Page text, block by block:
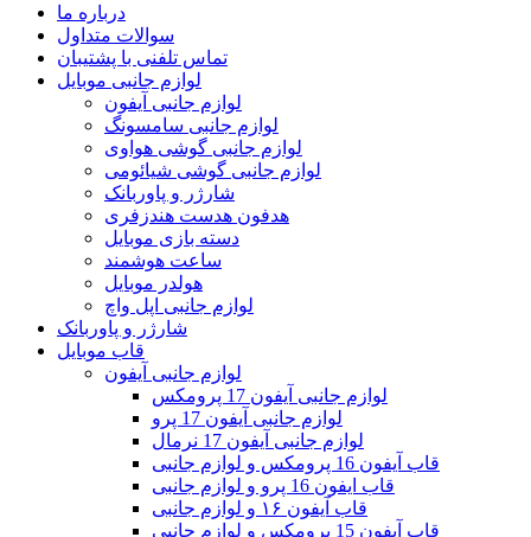
درباره ما
سوالات متداول
تماس تلفنی با پشتیبان
لوازم جانبی موبایل
لوازم جانبی آیفون
لوازم جانبی سامسونگ
لوازم جانبی گوشی هواوی
لوازم جانبی گوشی شیائومی
شارژر و پاوربانک
هدفون هدست هندزفری
دسته بازی موبایل
ساعت هوشمند
هولدر موبایل
لوازم جانبی اپل واچ
شارژر و پاوربانک
قاب موبایل
لوازم جانبی آیفون
لوازم جانبی آیفون 17 پرومکس
لوازم جانبی آیفون 17 پرو
لوازم جانبی آیفون 17 نرمال
قاب آیفون 16 پرومکس و لوازم جانبی
قاب ایفون 16 پرو و لوازم جانبی
قاب آیفون ۱۶ و لوازم جانبی
قاب آیفون 15 پرومکس و لوازم جانبی